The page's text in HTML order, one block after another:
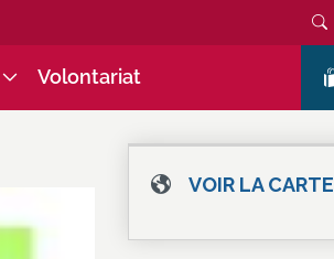
Volontariat
VOIR LA CARTE